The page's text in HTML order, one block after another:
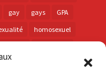
gay gays
GPA
homosexuel